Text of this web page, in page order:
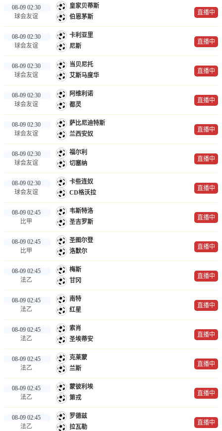
08-09 02:30
球会友谊
皇家贝蒂斯
伯恩茅斯
直播中
08-09 02:30
球会友谊
卡利亚里
尼斯
直播中
08-09 02:30
球会友谊
当贝尼托
艾斯马度华
直播中
08-09 02:30
球会友谊
阿维利诺
都灵
直播中
08-09 02:30
球会友谊
萨比尼迪特斯
兰西安奴
直播中
08-09 02:30
球会友谊
福尔利
切塞纳
直播中
08-09 02:30
球会友谊
卡些连奴
CD格沃拉
直播中
08-09 02:45
比甲
韦斯特洛
圣吉罗斯
直播中
08-09 02:45
比甲
圣图尔登
洛默尔
直播中
08-09 02:45
法乙
梅斯
甘冈
直播中
08-09 02:45
法乙
南特
红星
直播中
08-09 02:45
法乙
索肖
圣埃蒂安
直播中
08-09 02:45
法乙
克莱蒙
兰斯
直播中
08-09 02:45
法乙
蒙彼利埃
第戎
直播中
08-09 02:45
法乙
罗德兹
拉瓦勒
直播中